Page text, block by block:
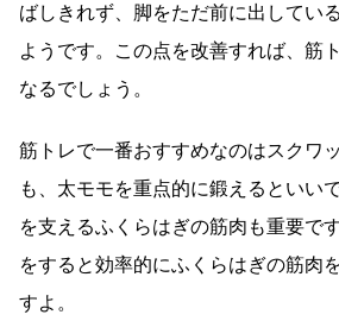
ばしきれず、脚をただ前に出してい
ようです。この点を改善すれば、筋
なるでしょう。
筋トレで一番おすすめなのはスクワ
も、太モモを重点的に鍛えるといい
を支えるふくらはぎの筋肉も重要で
をすると効率的にふくらはぎの筋肉
すよ。